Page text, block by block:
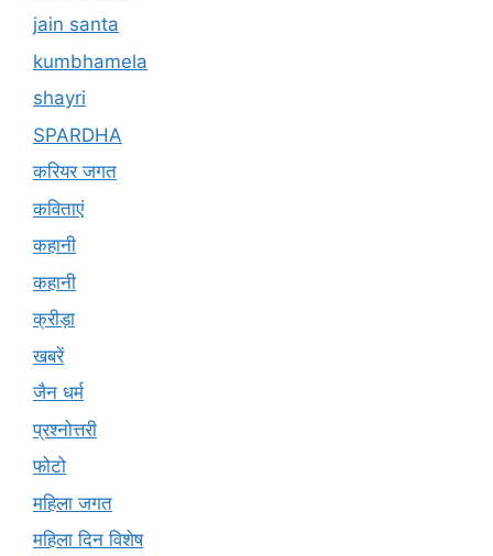
jain santa
kumbhamela
shayri
SPARDHA
करियर जगत
कविताएं
कहानी
कहानी
क्रीड़ा
खबरें
जैन धर्म
प्रश्नोत्तरी
फोटो
महिला जगत
महिला दिन विशेष